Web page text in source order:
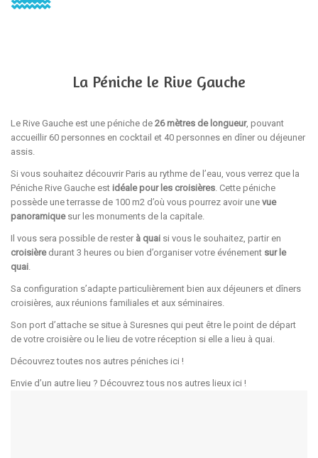
La Péniche le Rive Gauche
Le Rive Gauche est une péniche de 26 mètres de longueur, pouvant
accueillir 60 personnes en cocktail et 40 personnes en dîner ou déjeuner
assis.
Si vous souhaitez découvrir Paris au rythme de l’eau, vous verrez que la
Péniche Rive Gauche est idéale pour les croisières . Cette péniche
possède une terrasse de 100 m2 d’où vous pourrez avoir une vue
panoramiquesur les monuments de la capitale.
Il vous sera possible de rester à quai si vous le souhaitez, partir en
croisièredurant 3 heures ou bien d’organiser votre événement sur le
quai
Sa configuration s’adapte particulièrement bien aux déjeuners et dîners
croisières, aux réunions familiales et aux séminaires.
Son port d’attache se situe à Suresnes qui peut être le point de départ
de votre croisière ou le lieu de votre réception si elle a lieu à quai.
Découvrez toutes nos autres péniches ici !
Envie d’un autre lieu ? Découvrez tous nos autres lieux ici !